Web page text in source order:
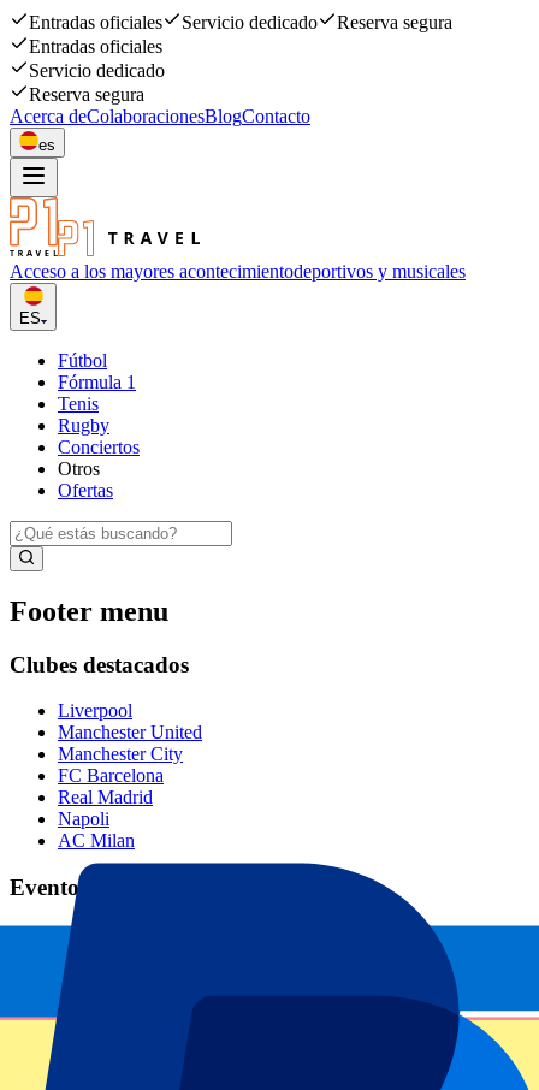
Entradas oficiales Servicio dedicado
Reserva segura
Entradas oficiales
Servicio dedicado
Reserva segura
Acerca deColaboracionesBlogContacto
es
Acceso a los mayores acontecimientodeportivos y musicales
ES
Fútbol
Fórmula 1
Tenis
Rugby
Conciertos
Otros
Ofertas
Footer menu
Clubes destacados
Liverpool
Manchester United
Manchester City
FC Barcelona
Real Madrid
Napoli
AC Milan
Eventos populares
GP España
GP Países Bajos
GP Italia
GP Singapur
Todos los deportes